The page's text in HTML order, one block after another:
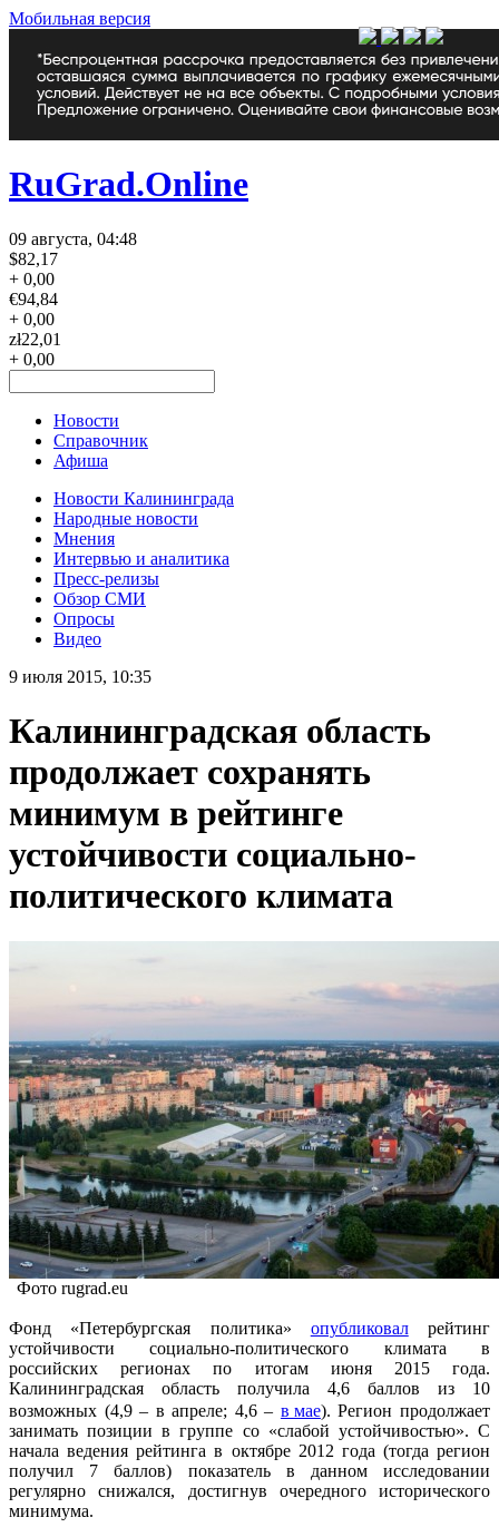
Мобильная версия
RuGrad.Online
09 августа, 04:48
$82,17
+ 0,00
€94,84
+ 0,00
zł22,01
+ 0,00
Новости
Справочник
Афиша
Новости Калининграда
Народные новости
Мнения
Интервью и аналитика
Пресс-релизы
Обзор СМИ
Опросы
Видео
9 июля 2015, 10:35
Калининградская область
продолжает сохранять
минимум в рейтинге
устойчивости социально-
политического климата
Фото rugrad.eu
Фонд «Петербургская политика» опубликовалрейтинг
устойчивости социально-политического климата в
российских регионах по итогам июня 2015 года.
Калининградская область получила 4,6 баллов из 10
возможных (4,9 – в апреле; 4,6 – в мае). Регион продолжает
занимать позиции в группе со «слабой устойчивостью». С
начала ведения рейтинга в октябре 2012 года (тогда регион
получил 7 баллов) показатель в данном исследовании
регулярно снижался, достигнув очередного исторического
минимума.